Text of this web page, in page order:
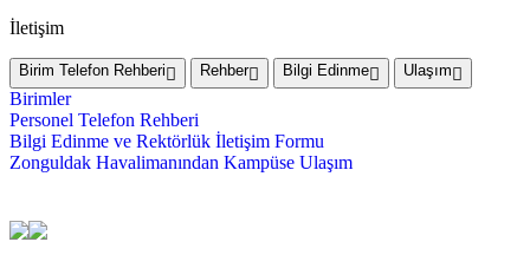
İletişim
Birim Telefon Rehberi Rehber Bilgi Edinme Ulaşım
Birimler
Personel Telefon Rehberi
Bilgi Edinme ve Rektörlük İletişim Formu
Zonguldak Havalimanından Kampüse Ulaşım